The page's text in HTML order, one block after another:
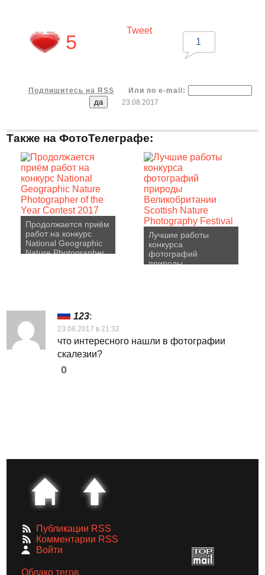
5
Tweet
1
Подпишитесь на RSS
Или по e-mail:
23.08.2017
Также на ФотоТелеграфе:
Продолжается приём
работ на конкурс
National Geographic
Nature Photographer
Лучшие работы
конкурса
фотографий
природы
123:
23.08.2017 в 21:32
что интересного нашли в фотографии
скалезии?
0
Публикации RSS
Комментарии RSS
Войти
Облако тегов